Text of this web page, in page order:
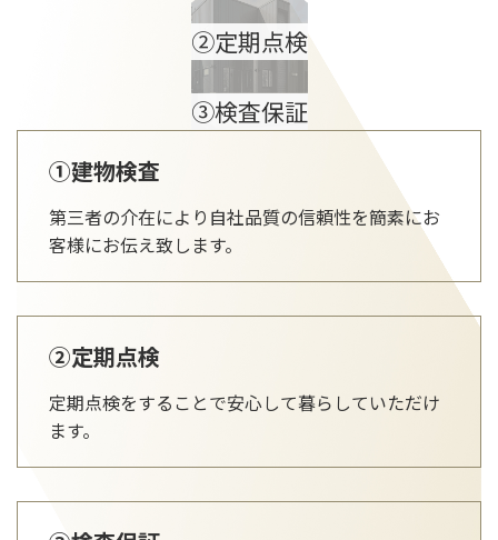
②定期点検
③検査保証
①建物検査
第三者の介在により自社品質の信頼性を簡素にお
客様にお伝え致します。
②定期点検
定期点検をすることで安心して暮らしていただけ
ます。